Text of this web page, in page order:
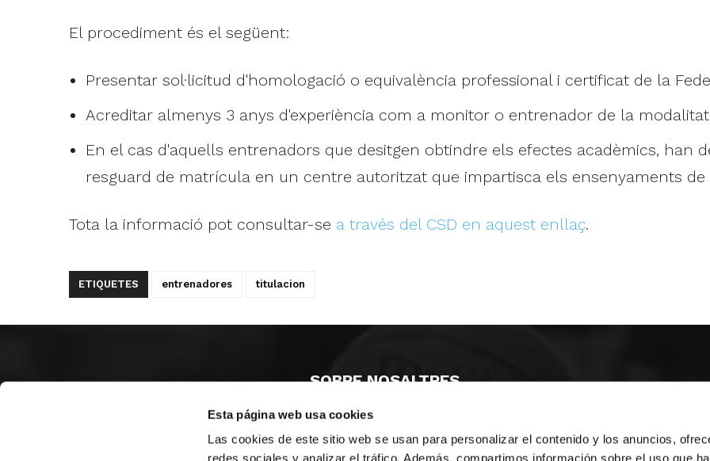
Esta página web usa cookies
Las cookies de este sitio web se usan para personalizar el contenido y los anuncios,
redes sociales y analizar el tráfico. Además, compartimos información sobre el uso que
El procediment és el següent:
Presentar sol·licitud d'homologació o equivalència professional i certificat de la
Acreditar almenys 3 anys d'experiència com a monitor o entrenador de la
En el cas d'aquells entrenadors que desitgen obtindre els efectes acadèmics, han
resguard de matrícula en un centre autoritzat que impartisca els ensenyaments
Tota la informació pot consultar-se a través del CSD en aquest enllaç.
ETIQUETES entrenadores titulacion
SOBRE NOSALTRES
CASTELLÓ
VALÈNCIA
MONESTIR DE POBLET 14 1ª 3º
ALACANT
CIUDAD DE MATANZAS 12